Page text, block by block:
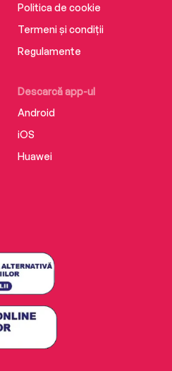
Descarcă app-ul
Android
iOS
Huawei
Politica de cookie
Termeni și condiții
Regulamente